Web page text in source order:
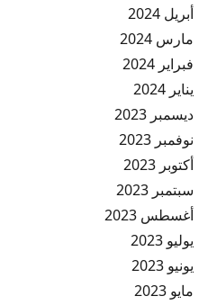
أبريل 2024
مارس 2024
فبراير 2024
يناير 2024
ديسمبر 2023
نوفمبر 2023
أكتوبر 2023
سبتمبر 2023
أغسطس 2023
يوليو 2023
يونيو 2023
مايو 2023